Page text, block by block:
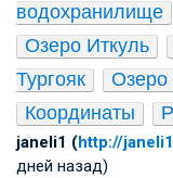
водохранилище
Озеро Иткуль
Тургояк
Озеро
Координаты
janeli1 (http://
дней назад)